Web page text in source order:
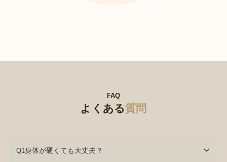
FAQ
よくある質問
Q1身体が硬くても大丈夫？